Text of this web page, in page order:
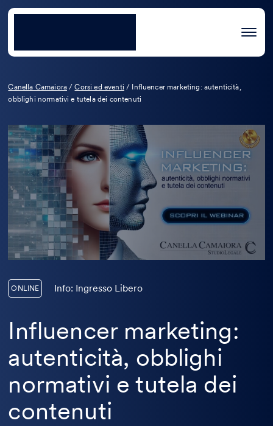
Canella Camaiora /Corsi ed eventi / Influencer marketing: autenticità,
obblighi normativi e tutela dei contenuti
ONLINE Info: Ingresso Libero
Influencer marketing:
autenticità, obblighi
normativi e tutela dei
contenuti